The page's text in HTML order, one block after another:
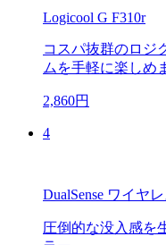
Logicool G F310r
コスパ抜群のロジ
ムを手軽に楽しめ
2,860円
4
DualSense ワイヤ
圧倒的な没入感を